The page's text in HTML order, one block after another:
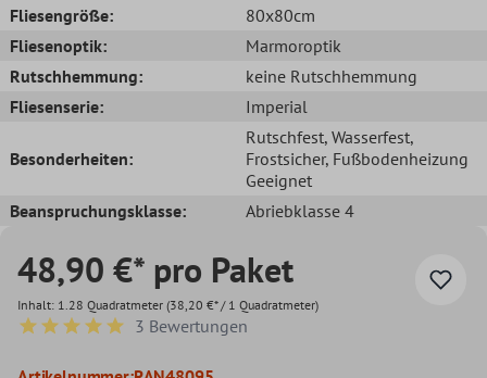
Fliesengröße:
80x80cm
Fliesenoptik:
Marmoroptik
Rutschhemmung:
keine Rutschhemmung
Fliesenserie:
Imperial
Besonderheiten:
Rutschfest, Wasserfest,
Frostsicher, Fußbodenheizung
Geeignet
Beanspruchungsklasse:
Abriebklasse 4
48,90 €* pro Paket
Inhalt: 1.28 Quadratmeter (38,20 €* / 1 Quadratmeter)
Durchschnittliche Bewertung von 5 von 5 Sternen
3 Bewertungen